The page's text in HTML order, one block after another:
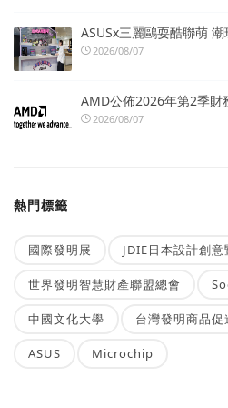
ASUSx三麗鷗耍酷聯萌
2026/08/07
AMD公佈2026年第2季財
2026/08/07
熱門標籤
國際發明展 JDIE日本設計創意
世界發明智慧財產聯盟總會
中國文化大學 台灣發明商品促
ASUS Microchip